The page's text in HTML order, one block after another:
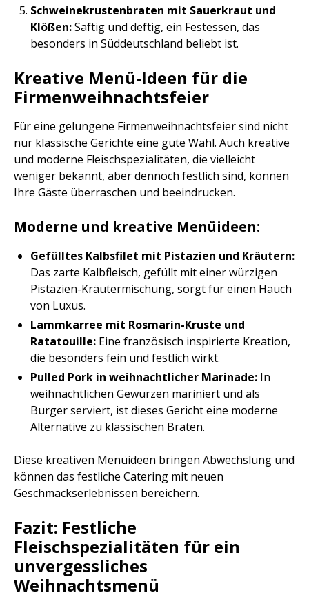
Schweinekrustenbraten mit Sauerkraut und
Klößen:Saftig und deftig, ein Festessen, das
besonders in Süddeutschland beliebt ist.
Kreative Menü-Ideen für die
Firmenweihnachtsfeier
Für eine gelungene Firmenweihnachtsfeier sind nicht
nur klassische Gerichte eine gute Wahl. Auch kreative
und moderne Fleischspezialitäten, die vielleicht
weniger bekannt, aber dennoch festlich sind, können
Ihre Gäste überraschen und beeindrucken.
Moderne und kreative Menüideen:
Gefülltes Kalbsfilet mit Pistazien und Kräutern:
Das zarte Kalbfleisch, gefüllt mit einer würzigen
Pistazien-Kräutermischung, sorgt für einen Hauch
von Luxus.
Lammkarree mit Rosmarin-Kruste und
Ratatouille: Eine französisch inspirierte Kreation,
die besonders fein und festlich wirkt.
Pulled Pork in weihnachtlicher Marinade: In
weihnachtlichen Gewürzen mariniert und als
Burger serviert, ist dieses Gericht eine moderne
Alternative zu klassischen Braten.
Diese kreativen Menüideen bringen Abwechslung und
können das festliche Catering mit neuen
Geschmackserlebnissen bereichern.
Fazit: Festliche
Fleischspezialitäten für ein
unvergessliches
Weihnachtsmenü